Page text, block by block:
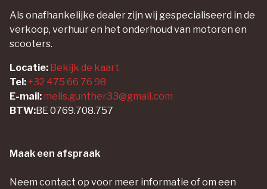
Als onafhankelijke dealer zijn wij gespecialiseerd in de
verkoop, verhuur en het onderhoud van motoren en
scooters.
Locatie: Bekijk de kaart
Tel:+32 475 66 76 98
E-mail: melis.gunther33@gmail.com
BTW:BE 0769.708.757
Maak een afspraak
Neem contact op voor meer informatie of om een